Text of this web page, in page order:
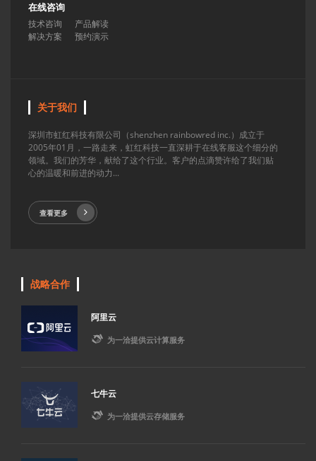
在线咨询
技术咨询
产品解读
解决方案
预约演示
关于我们
深圳市虹红科技有限公司（shenzhen rainbowred inc.）成立于
2005年01月，一路走来，虹红科技一直深耕于在线客服这个细分的
领域。我们的芳华，献给了这个行业。客户的点滴赞许给了我们贴
心的温暖和前进的动力...
查看更多
战略合作
阿里云
 为一洽提供云计算服务
七牛云
 为一洽提供云存储服务